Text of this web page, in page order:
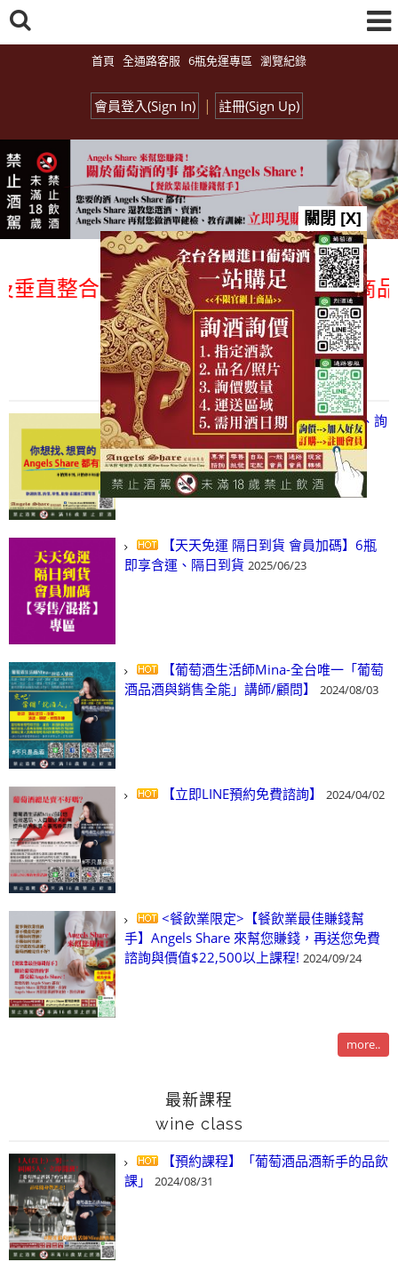
首頁 全通路客服 6瓶免運專區 瀏覽紀錄
會員登入(Sign In) | 註冊(Sign Up)
整合、一次購足」各國進口酒類商品
總覽-促銷&活動
all events
【凡酒問Angels Share】線上選酒、詢
(尋)酒、詢價、零售、批發，看這裡!
2024/03/01
【天天免運 隔日到貨 會員加碼】6瓶
即享含運、隔日到貨 2025/06/23
【葡萄酒生活師Mina-全台唯一「葡萄
酒品酒與銷售全能」講師/顧問】
2024/08/03
【立即LINE預約免費諮詢】 2024/04/02
<餐飲業限定>【餐飲業最佳賺錢幫
手】Angels Share 來幫您賺錢，再送您免費
諮詢與價值$22,500以上課程! 2024/09/24
more..
最新課程
wine class
【預約課程】「葡萄酒品酒新手的品飲
課」
2024/08/31
關閉 [X]